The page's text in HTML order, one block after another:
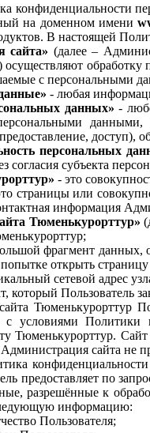
конфиденциальности
на доменном имени
В настоящей
сайта» (далее –
обработку
с персональными
- любая
данных» -
данными,
доступ),
персональных
согласия субъекта
- это
страницы или
информация
Тюменькурорттур»
фрагмент данных,
открыть
сетевой адрес
который Пользователь
Тюменькурорттур
с условиями Политики
Тюменькурорттур.
сайта не
предоставляет по
разрешённые к
информацию:
Пользователя;